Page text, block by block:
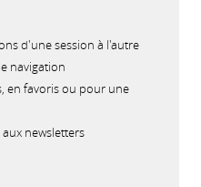
d'une session à l'autre
navigation
en favoris ou pour une
newsletters